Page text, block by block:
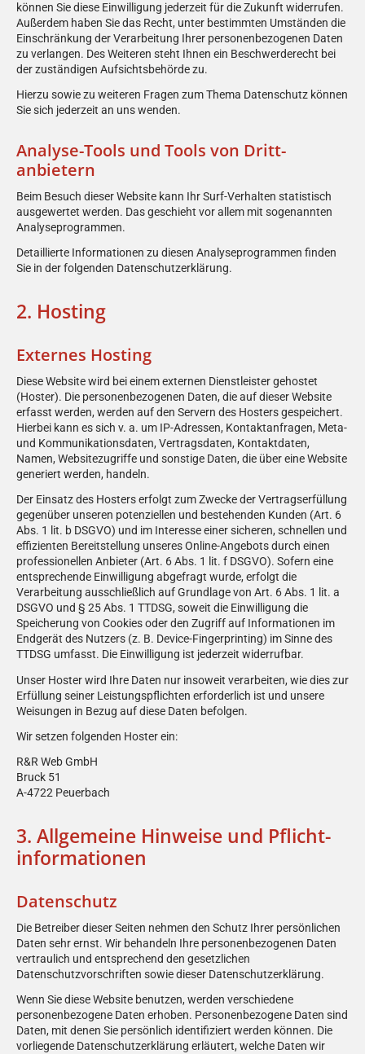
können Sie diese Einwilligung jederzeit für die Zukunft widerrufen.
Außerdem haben Sie das Recht, unter bestimmten Umständen die
Einschränkung der Verarbeitung Ihrer personenbezogenen Daten
zu verlangen. Des Weiteren steht Ihnen ein Beschwerderecht bei
der zuständigen Aufsichtsbehörde zu.
Hierzu sowie zu weiteren Fragen zum Thema Datenschutz können
Sie sich jederzeit an uns wenden.
Analyse-Tools und Tools von Dritt­
anbietern
Beim Besuch dieser Website kann Ihr Surf-Verhalten statistisch
ausgewertet werden. Das geschieht vor allem mit sogenannten
Analyseprogrammen.
Detaillierte Informationen zu diesen Analyseprogrammen finden
Sie in der folgenden Datenschutzerklärung.
2. Hosting
Externes Hosting
Diese Website wird bei einem externen Dienstleister gehostet
(Hoster). Die personenbezogenen Daten, die auf dieser Website
erfasst werden, werden auf den Servern des Hosters gespeichert.
Hierbei kann es sich v. a. um IP-Adressen, Kontaktanfragen, Meta-
und Kommunikationsdaten, Vertragsdaten, Kontaktdaten,
Namen, Websitezugriffe und sonstige Daten, die über eine Website
generiert werden, handeln.
Der Einsatz des Hosters erfolgt zum Zwecke der Vertragserfüllung
gegenüber unseren potenziellen und bestehenden Kunden (Art. 6
Abs. 1 lit. b DSGVO) und im Interesse einer sicheren, schnellen und
effizienten Bereitstellung unseres Online-Angebots durch einen
professionellen Anbieter (Art. 6 Abs. 1 lit. f DSGVO). Sofern eine
entsprechende Einwilligung abgefragt wurde, erfolgt die
Verarbeitung ausschließlich auf Grundlage von Art. 6 Abs. 1 lit. a
DSGVO und § 25 Abs. 1 TTDSG, soweit die Einwilligung die
Speicherung von Cookies oder den Zugriff auf Informationen im
Endgerät des Nutzers (z. B. Device-Fingerprinting) im Sinne des
TTDSG umfasst. Die Einwilligung ist jederzeit widerrufbar.
Unser Hoster wird Ihre Daten nur insoweit verarbeiten, wie dies zur
Erfüllung seiner Leistungspflichten erforderlich ist und unsere
Weisungen in Bezug auf diese Daten befolgen.
Wir setzen folgenden Hoster ein:
R&R Web GmbH
Bruck 51
A-4722 Peuerbach
3. Allgemeine Hinweise und Pflicht­
informationen
Datenschutz
Die Betreiber dieser Seiten nehmen den Schutz Ihrer persönlichen
Daten sehr ernst. Wir behandeln Ihre personenbezogenen Daten
vertraulich und entsprechend den gesetzlichen
Datenschutzvorschriften sowie dieser Datenschutzerklärung.
Wenn Sie diese Website benutzen, werden verschiedene
personenbezogene Daten erhoben. Personenbezogene Daten sind
Daten, mit denen Sie persönlich identifiziert werden können. Die
vorliegende Datenschutzerklärung erläutert, welche Daten wir